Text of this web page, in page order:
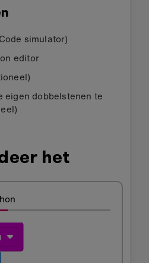
simulator)
editor
eigen dobbelstenen te
het